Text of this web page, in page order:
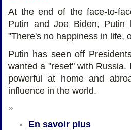
At the end of the face-to-
Putin and Joe Biden,
"There's no happiness in life,
Putin has seen off
wanted a "reset" with
powerful at home and
influence in the world.
»
En savoir plus